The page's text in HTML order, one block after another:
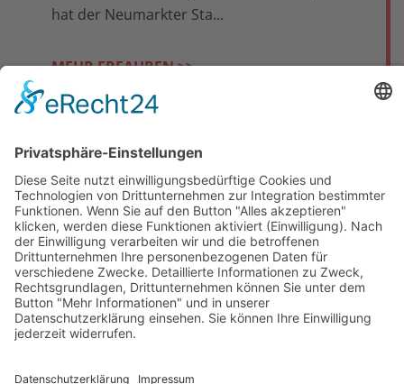
hat der Neumarkter Sta...
MEHR ERFAHREN >>
Startseite Jobsuche
Nachhaltigkeit
Datenschutz